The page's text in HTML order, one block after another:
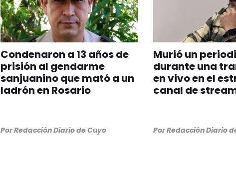
Condenaron a 13 años de
prisión al gendarme
sanjuanino que mató a un
ladrón en Rosario
PorRedacción Diario de Cuyo
Murió un
durante una
en vivo en el
canal de
PorRedacción Diario